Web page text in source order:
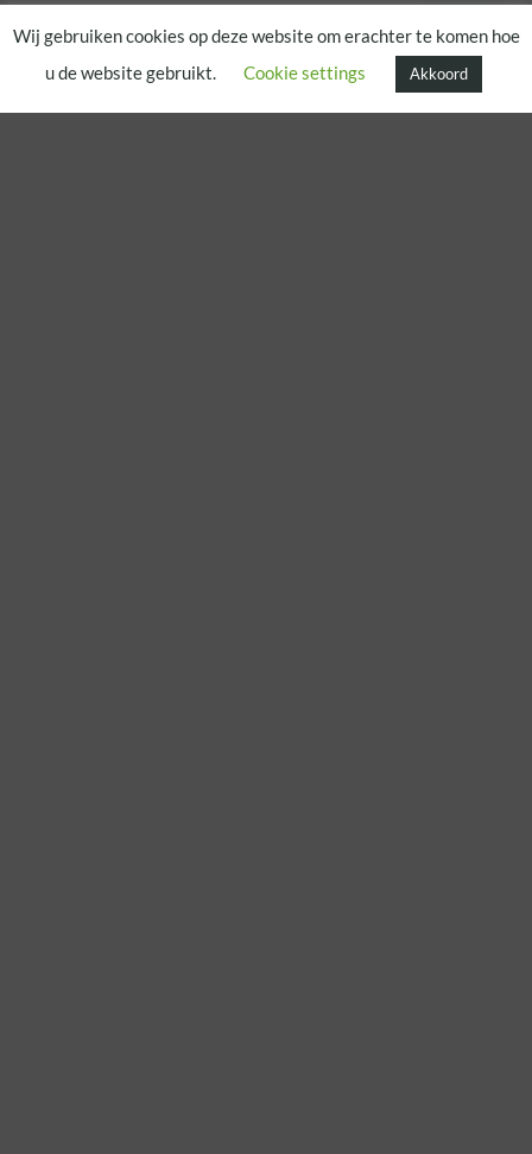
Wij gebruiken cookies op deze website om erachter te komen hoe
u de website gebruikt.
Cookie settings Akkoord